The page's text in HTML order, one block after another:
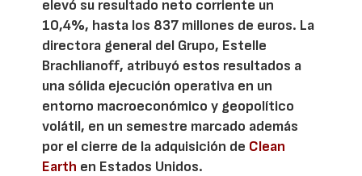
elevó su resultado neto corriente un
10,4%, hasta los 837 millones de euros. La
directora general del Grupo, Estelle
Brachlianoff, atribuyó estos resultados a
una sólida ejecución operativa en un
entorno macroeconómico y geopolítico
volátil, en un semestre marcado además
por el cierre de la adquisición de Clean
Earth en Estados Unidos.